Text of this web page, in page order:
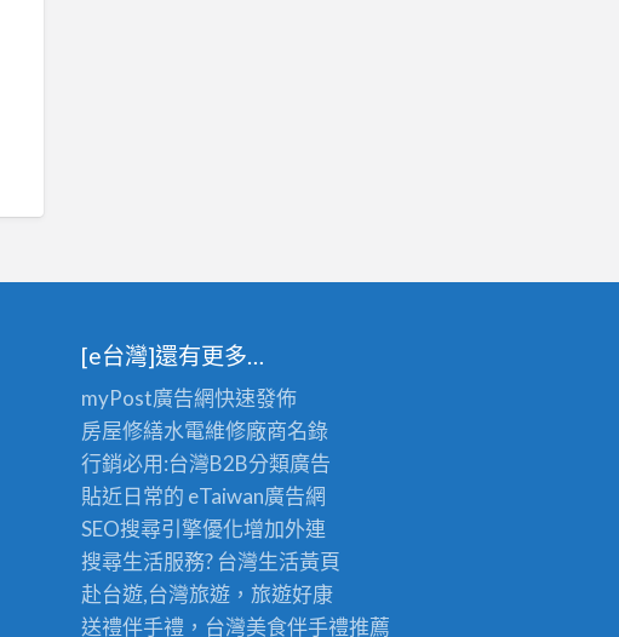
[e台灣]還有更多…
myPost廣告網快速發佈
房屋修繕水電維修廠商名錄
行銷必用:台灣B2B分類廣告
貼近日常的 eTaiwan廣告網
SEO搜尋引擎優化增加外連
搜尋生活服務? 台灣生活黃頁
赴台遊,台灣旅遊 ，旅遊好康
送禮伴手禮，台灣美食伴手禮推薦